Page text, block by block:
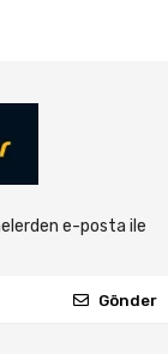
e-posta ile
Gönder